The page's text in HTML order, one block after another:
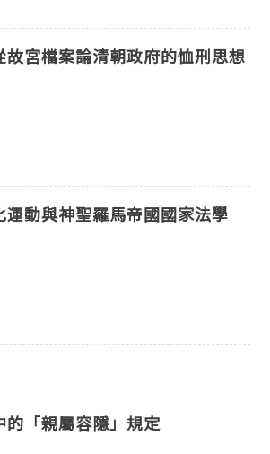
宮檔案論清朝政府的恤刑思想
運動與神聖羅馬帝國國家法學
的「親屬容隱」規定